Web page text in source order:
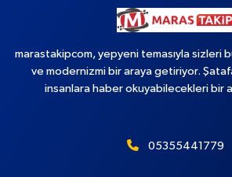
marastakipcom, yepyeni temasıyla sizleri
ve modernizmi bir araya getiriyor.
insanlara haber okuyabilecekleri bir
05355441779